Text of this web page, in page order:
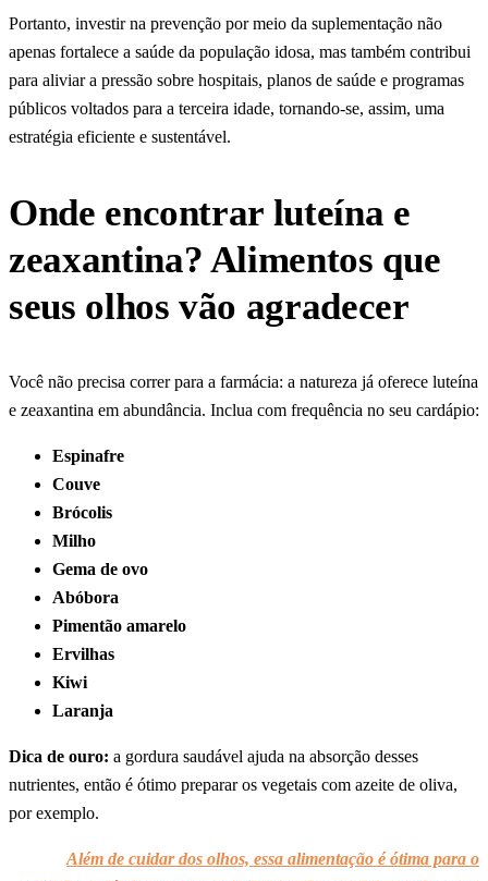
Portanto, investir na prevenção por meio da suplementação não
apenas fortalece a saúde da população idosa, mas também contribui
para aliviar a pressão sobre hospitais, planos de saúde e programas
públicos voltados para a terceira idade, tornando-se, assim, uma
estratégia eficiente e sustentável.
Onde encontrar luteína e
zeaxantina? Alimentos que
seus olhos vão agradecer
Você não precisa correr para a farmácia: a natureza já oferece luteína
e zeaxantina em abundância. Inclua com frequência no seu cardápio:
Espinafre
Couve
Brócolis
Milho
Gema de ovo
Abóbora
Pimentão amarelo
Ervilhas
Kiwi
Laranja
Dica de ouro: a gordura saudável ajuda na absorção desses
nutrientes, então é ótimo preparar os vegetais com azeite de oliva,
por exemplo.
Além de cuidar dos olhos, essa alimentação é ótima para o